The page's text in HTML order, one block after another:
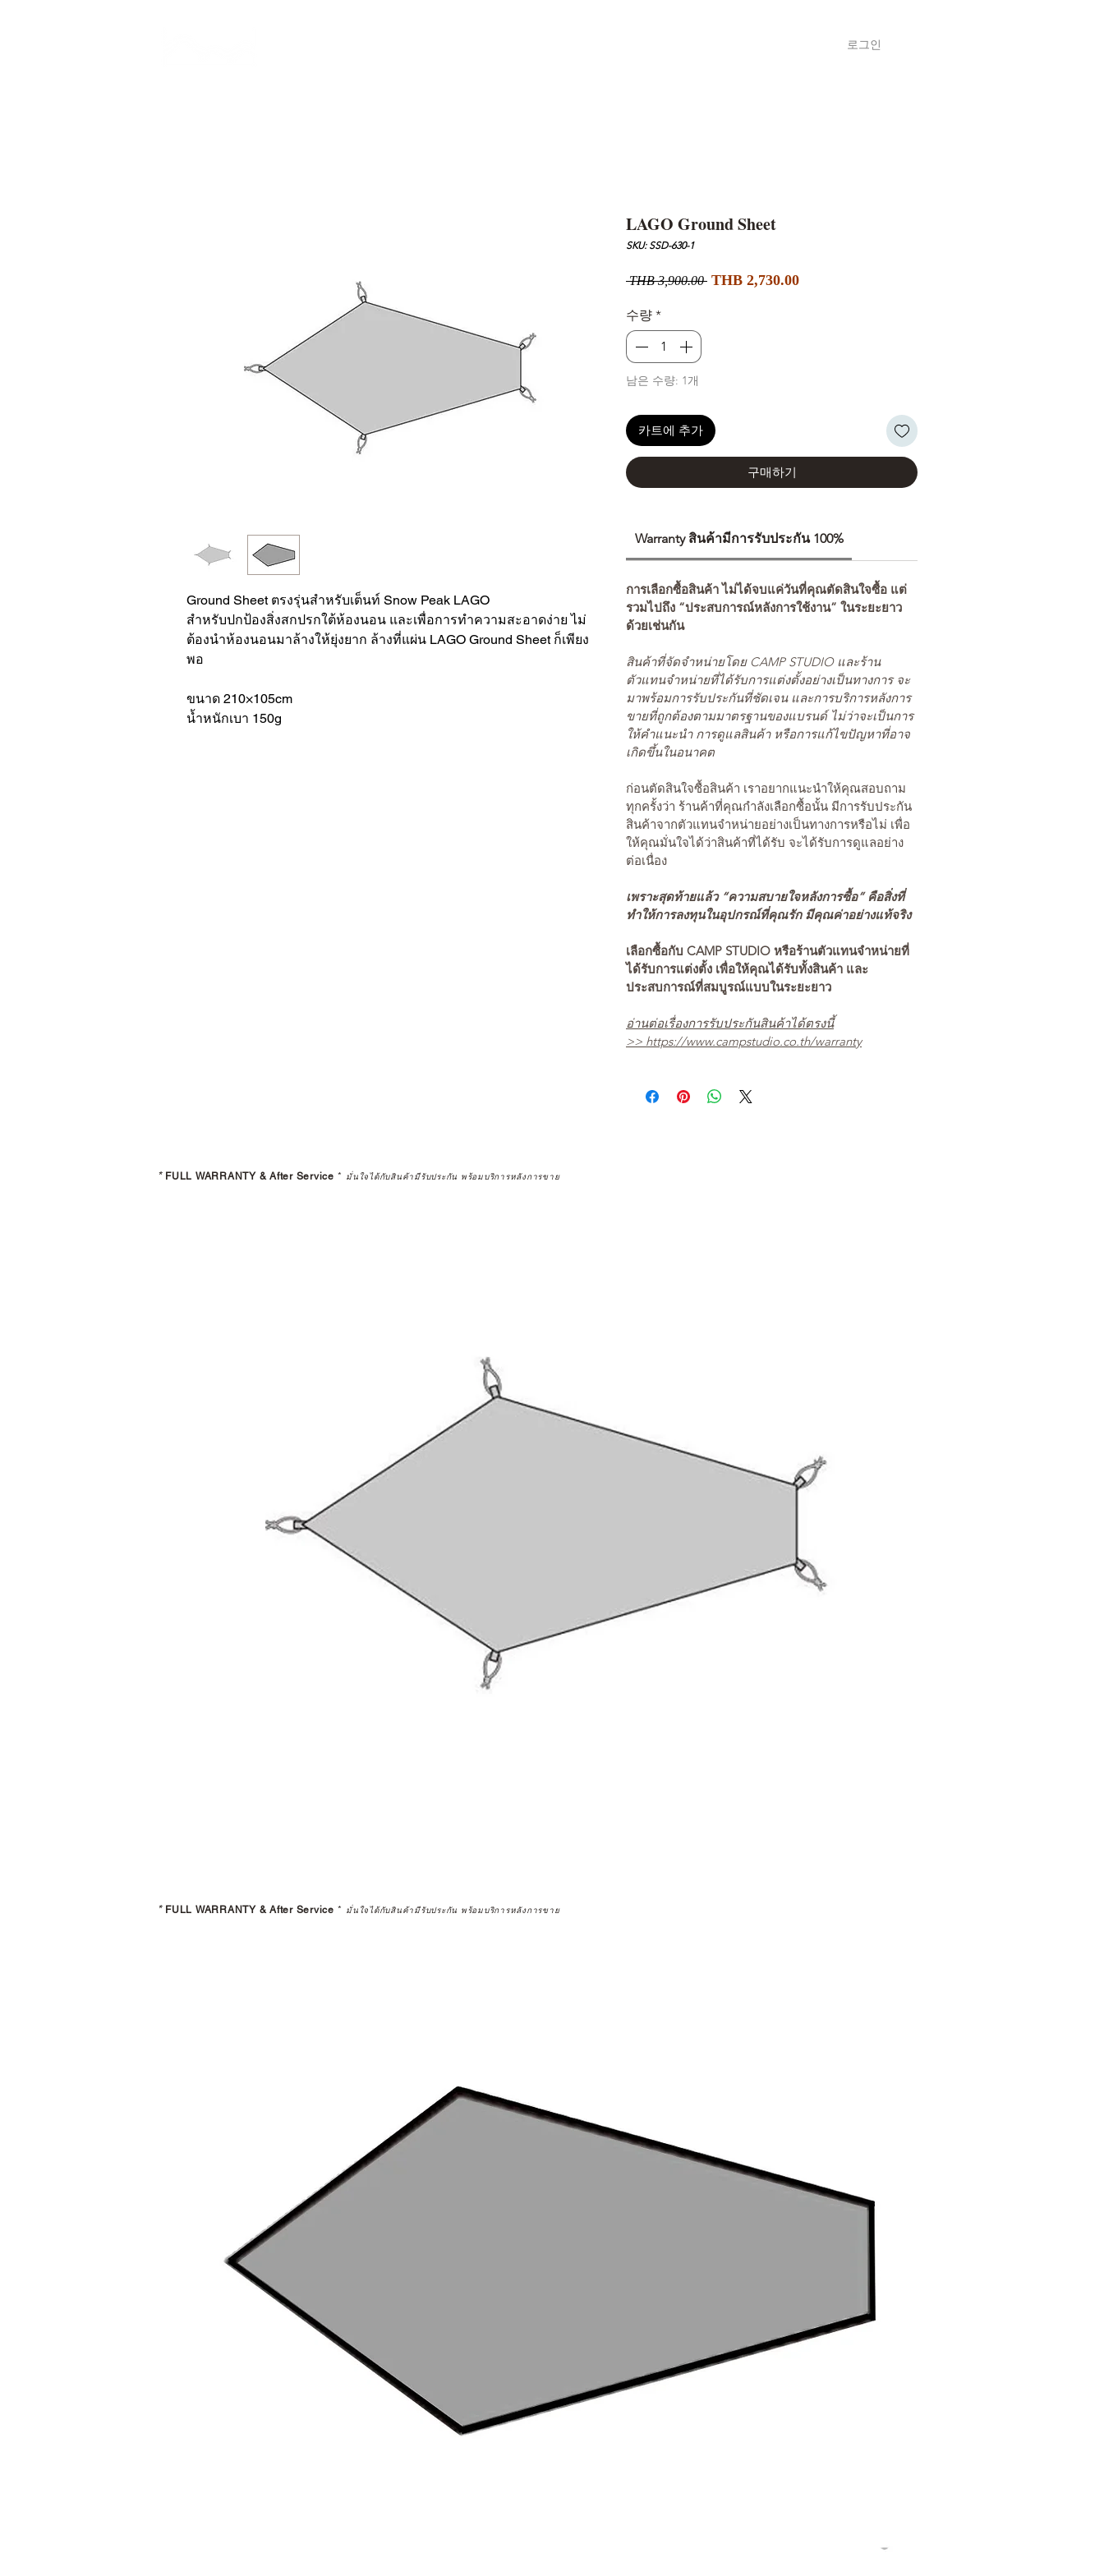
로그인
Ground Sheet ตรงรุ่นสำหรับเต็นท์ Snow Peak LAGO
สำหรับปกป้องสิ่งสกปรกใต้ห้องนอน และเพื่อการทำความสะอาดง่าย ไม่
ต้องนำห้องนอนมาล้างให้ยุ่งยาก ล้างที่แผ่น LAGO Ground Sheet ก็เพียง
พอ
ขนาด 210×105cm
น้ำหนักเบา 150g
LAGO Ground Sheet
SKU: SSD-630-1
THB 3,900.00 일
THB 2,730.00할
수량 *
남은 수량: 1개
카트에 추가
구매하기
Warranty สินค้ามีการรับประกัน 100%
การเลือกซื้อสินค้า ไม่ได้จบแค่วันที่คุณตัดสินใจซื้อ แต่
รวมไปถึง “ประสบการณ์หลังการใช้งาน” ในระยะยาว
ด้วยเช่นกัน
สินค้าที่จัดจำหน่ายโดย CAMP STUDIO และร้าน
ตัวแทนจำหน่ายที่ได้รับการแต่งตั้งอย่างเป็นทางการ จะ
มาพร้อมการรับประกันที่ชัดเจน และการบริการหลังการ
ขายที่ถูกต้องตามมาตรฐานของแบรนด์ ไม่ว่าจะเป็นการ
ให้คำแนะนำ การดูแลสินค้า หรือการแก้ไขปัญหาที่อาจ
เกิดขึ้นในอนาคต
ก่อนตัดสินใจซื้อสินค้า เราอยากแนะนำให้คุณสอบถาม
ทุกครั้งว่า ร้านค้าที่คุณกำลังเลือกซื้อนั้น มีการรับประกัน
สินค้าจากตัวแทนจำหน่ายอย่างเป็นทางการหรือไม่ เพื่อ
ให้คุณมั่นใจได้ว่าสินค้าที่ได้รับ จะได้รับการดูแลอย่าง
ต่อเนื่อง
เพราะสุดท้ายแล้ว “ความสบายใจหลังการซื้อ” คือสิ่งที่
ทำให้การลงทุนในอุปกรณ์ที่คุณรัก มีคุณค่าอย่างแท้จริง
เลือกซื้อกับ CAMP STUDIO หรือร้านตัวแทนจำหน่ายที่
ได้รับการแต่งตั้ง เพื่อให้คุณได้รับทั้งสินค้า และ
ประสบการณ์ที่สมบูรณ์แบบในระยะยาว
อ่านต่อเรื่องการรับประกันสินค้าได้ตรงนี้
>> https://www.campstudio.co.th/warranty
* FULL WARRANTY & After Service * มั่นใจได้กับสินค้ามีรับประกัน พร้อมบริการหลังการขาย
* FULL WARRANTY & After Service * มั่นใจได้กับสินค้ามีรับประกัน พร้อมบริการหลังการขาย